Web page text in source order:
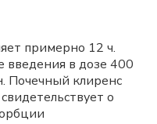
примерно 12 ч.
введения в дозе 400
Почечный клиренс
о